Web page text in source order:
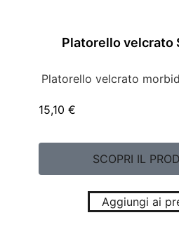
Platorello velcrato
Platorello velcrato
15,10 €
SCOPRI IL
Aggiungi ai